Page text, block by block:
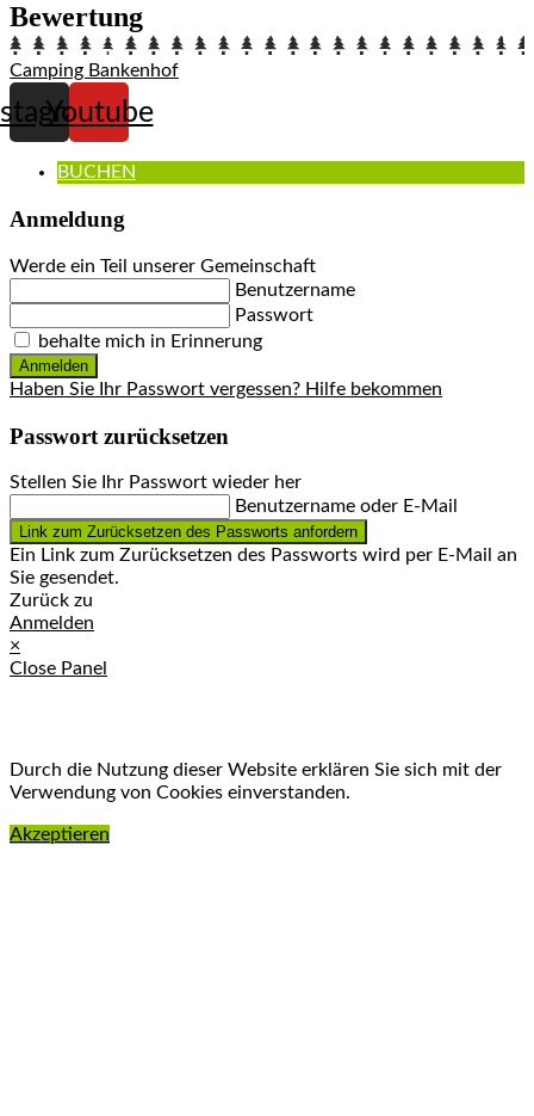
Bewertung
Camping Bankenhof
Youtube
BUCHEN
Anmeldung
Werde ein Teil unserer Gemeinschaft
Benutzername
Passwort
behalte mich in Erinnerung
Anmelden
Haben Sie Ihr Passwort vergessen? Hilfe bekommen
Passwort zurücksetzen
Stellen Sie Ihr Passwort wieder her
Benutzername oder E-Mail
Link zum Zurücksetzen des Passworts anfordern
Ein Link zum Zurücksetzen des Passworts wird per E-Mail an
Sie gesendet.
Zurück zu
Anmelden
×
Close Panel
Durch die Nutzung dieser Website erklären Sie sich mit der
Verwendung von Cookies einverstanden.
Akzeptieren